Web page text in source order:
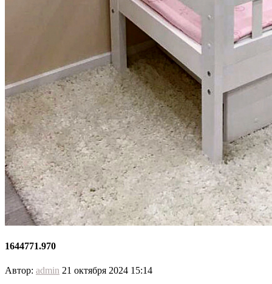
1644771.970
Автор: admin 21 октября 2024 15:14